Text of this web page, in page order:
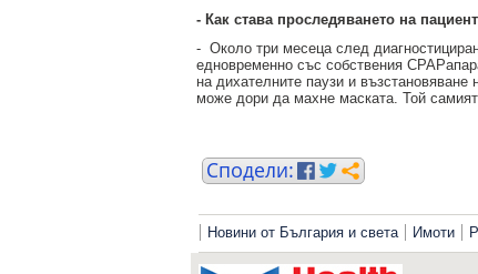
- Как става проследяването на
- Около три месеца след
едновременно със собствения
на дихателните паузи и
може дори да махне маската. Той
Новини от България и света Имоти